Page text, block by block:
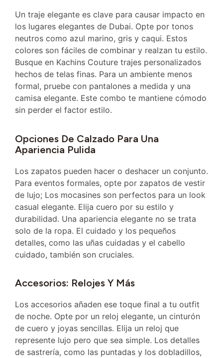
Un traje elegante es clave para causar impacto en
los lugares elegantes de Dubai. Opte por tonos
neutros como azul marino, gris y caqui. Estos
colores son fáciles de combinar y realzan tu estilo.
Busque en Kachins Couture trajes personalizados
hechos de telas finas. Para un ambiente menos
formal, pruebe con pantalones a medida y una
camisa elegante. Este combo te mantiene cómodo
sin perder el factor estilo.
Opciones De Calzado Para Una
Apariencia Pulida
Los zapatos pueden hacer o deshacer un conjunto.
Para eventos formales, opte por zapatos de vestir
de lujo; Los mocasines son perfectos para un look
casual elegante. Elija cuero por su estilo y
durabilidad. Una apariencia elegante no se trata
solo de la ropa. El cuidado y los pequeños
detalles, como las uñas cuidadas y el cabello
cuidado, también son cruciales.
Accesorios: Relojes Y Más
Los accesorios añaden ese toque final a tu outfit
de noche. Opte por un reloj elegante, un cinturón
de cuero y joyas sencillas. Elija un reloj que
represente lujo pero que sea simple. Los detalles
de sastrería, como las puntadas y los dobladillos,